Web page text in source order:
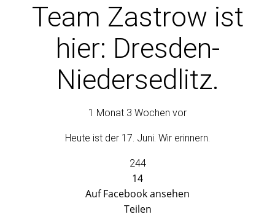
Team Zastrow ist
hier: Dresden-
Niedersedlitz.
1 Monat 3 Wochen vor
Heute ist der 17. Juni. Wir erinnern.
244
14
Auf Facebook ansehen
Teilen